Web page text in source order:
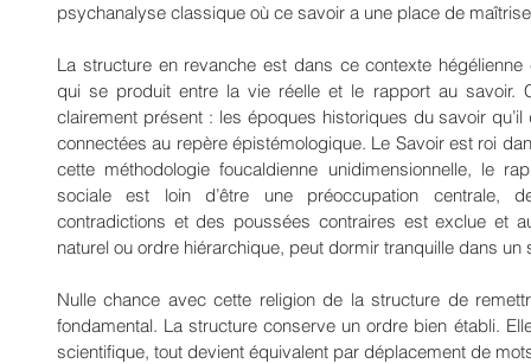
psychanalyse classique où ce savoir a une place de
La structure en revanche est dans ce contexte
qui se produit entre la vie réelle et le rapport au savoir.
clairement présent : les époques historiques du savoir
connectées au repère épistémologique. Le Savoir est roi
cette méthodologie foucaldienne unidimensionnelle, le
sociale est loin d’être une préoccupation centrale,
contradictions et des poussées contraires est exclue et
naturel ou ordre hiérarchique, peut dormir tranquille dans un
Nulle chance avec cette religion de la structure de
fondamental. La structure conserve un ordre bien établi.
scientifique, tout devient équivalent par déplacement de